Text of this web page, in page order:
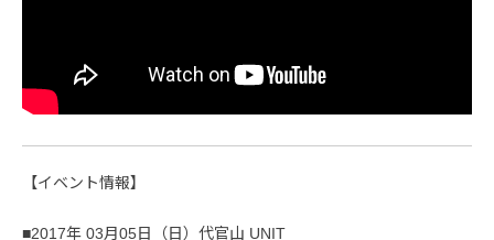
【イベント情報】
■2017年 03月05日（日）代官山 UNIT